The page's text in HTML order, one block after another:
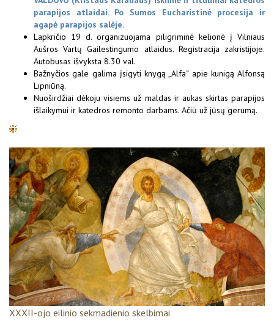
parapijos atlaidai. Po Sumos Eucharistinė procesija ir
agapė parapijos salėje.
Lapkričio 19 d. organizuojama piligriminė kelionė į Vilniaus
Aušros Vartų Gailestingumo atlaidus. Registracija zakristijoje.
Autobusas išvyksta 8.30 val.
Bažnyčios gale galima įsigyti knygą „Alfa“ apie kunigą Alfonsą
Lipniūną.
Nuoširdžiai dėkoju visiems už maldas ir aukas skirtas parapijos
išlaikymui ir katedros remonto darbams. Ačiū už jūsų gerumą.
XXXII-ojo eilinio sekmadienio skelbimai